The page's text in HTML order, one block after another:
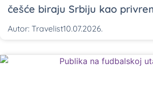
češće biraju Srbiju kao
Autor: Travelist10.07.2026.